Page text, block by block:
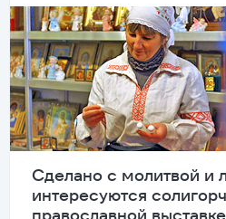
Сделано с молитвой и
интересуются